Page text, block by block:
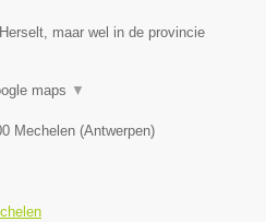
maar wel in de provincie
maps ▼
Mechelen (Antwerpen)